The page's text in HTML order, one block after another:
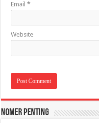
Email*
Website
Nomer Penting